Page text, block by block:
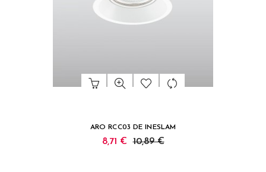
ARO RCC03 DE INESLAM
8,71 € 10,89 €